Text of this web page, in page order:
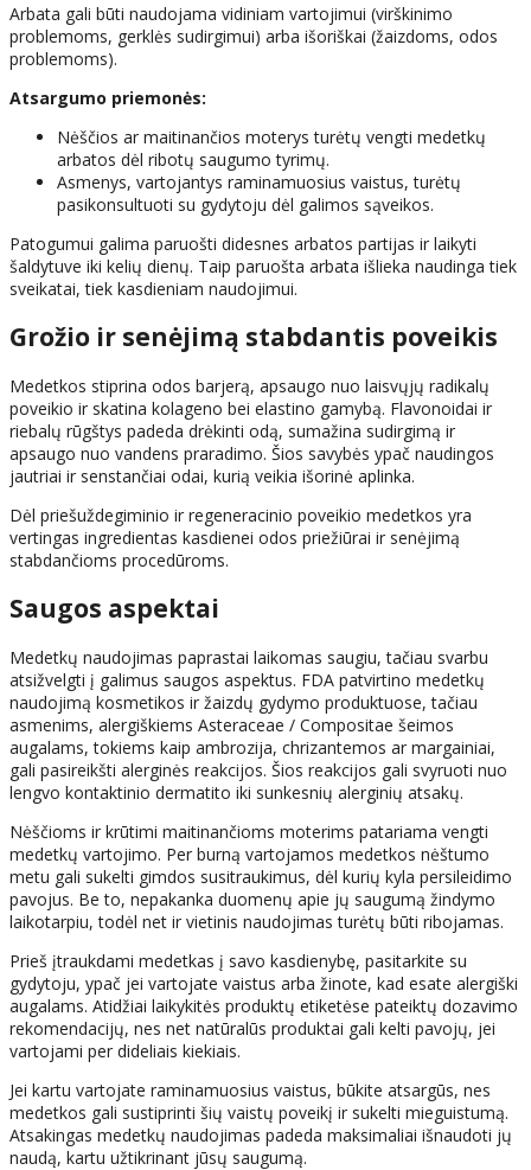
Arbata gali būti naudojama vidiniam vartojimui (virškinimo
problemoms, gerklės sudirgimui) arba išoriškai (žaizdoms, odos
problemoms).
Atsargumo priemonės:
Nėščios ar maitinančios moterys turėtų vengti medetkų
arbatos dėl ribotų saugumo tyrimų.
Asmenys, vartojantys raminamuosius vaistus, turėtų
pasikonsultuoti su gydytoju dėl galimos sąveikos.
Patogumui galima paruošti didesnes arbatos partijas ir laikyti
šaldytuve iki kelių dienų. Taip paruošta arbata išlieka naudinga tiek
sveikatai, tiek kasdieniam naudojimui.
Grožio ir senėjimą stabdantis poveikis
Medetkos stiprina odos barjerą, apsaugo nuo laisvųjų radikalų
poveikio ir skatina kolageno bei elastino gamybą. Flavonoidai ir
riebalų rūgštys padeda drėkinti odą, sumažina sudirgimą ir
apsaugo nuo vandens praradimo. Šios savybės ypač naudingos
jautriai ir senstančiai odai, kurią veikia išorinė aplinka.
Dėl priešuždegiminio ir regeneracinio poveikio medetkos yra
vertingas ingredientas kasdienei odos priežiūrai ir senėjimą
stabdančioms procedūroms.
Saugos aspektai
Medetkų naudojimas paprastai laikomas saugiu, tačiau svarbu
atsižvelgti į galimus saugos aspektus. FDA patvirtino medetkų
naudojimą kosmetikos ir žaizdų gydymo produktuose, tačiau
asmenims, alergiškiems Asteraceae / Compositae šeimos
augalams, tokiems kaip ambrozija, chrizantemos ar margainiai,
gali pasireikšti alerginės reakcijos. Šios reakcijos gali svyruoti nuo
lengvo kontaktinio dermatito iki sunkesnių alerginių atsakų.
Nėščioms ir krūtimi maitinančioms moterims patariama vengti
medetkų vartojimo. Per burną vartojamos medetkos nėštumo
metu gali sukelti gimdos susitraukimus, dėl kurių kyla persileidimo
pavojus. Be to, nepakanka duomenų apie jų saugumą žindymo
laikotarpiu, todėl net ir vietinis naudojimas turėtų būti ribojamas.
Prieš įtraukdami medetkas į savo kasdienybę, pasitarkite su
gydytoju, ypač jei vartojate vaistus arba žinote, kad esate alergiški
augalams. Atidžiai laikykitės produktų etiketėse pateiktų dozavimo
rekomendacijų, nes net natūralūs produktai gali kelti pavojų, jei
vartojami per dideliais kiekiais.
Jei kartu vartojate raminamuosius vaistus, būkite atsargūs, nes
medetkos gali sustiprinti šių vaistų poveikį ir sukelti mieguistumą.
Atsakingas medetkų naudojimas padeda maksimaliai išnaudoti jų
naudą, kartu užtikrinant jūsų saugumą.